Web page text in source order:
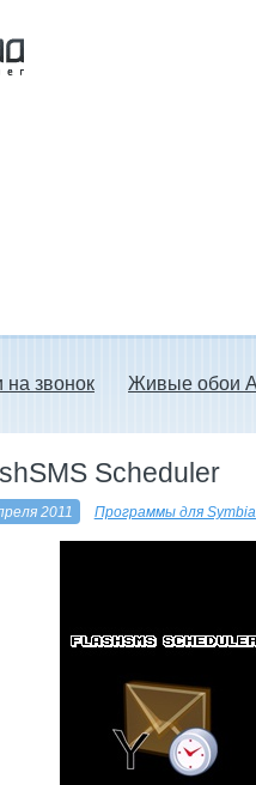
на звонок Живые обои
Scheduler
2011 Программы для